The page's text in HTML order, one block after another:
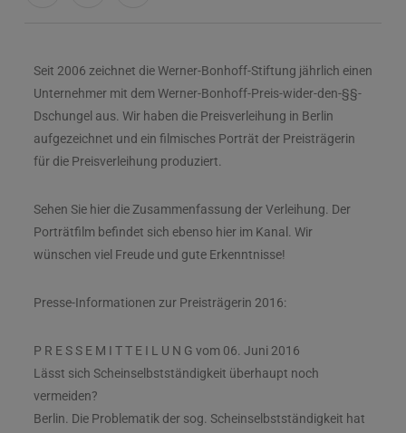
Seit 2006 zeichnet die Werner-Bonhoff-Stiftung jährlich einen
Unternehmer mit dem Werner-Bonhoff-Preis-wider-den-§§-
Dschungel aus. Wir haben die Preisverleihung in Berlin
aufgezeichnet und ein filmisches Porträt der Preisträgerin
für die Preisverleihung produziert.
Sehen Sie hier die Zusammenfassung der Verleihung. Der
Porträtfilm befindet sich ebenso hier im Kanal. Wir
wünschen viel Freude und gute Erkenntnisse!
Presse-Informationen zur Preisträgerin 2016:
P R E S S E M I T T E I L U N G vom 06. Juni 2016
Lässt sich Scheinselbstständigkeit überhaupt noch
vermeiden?
Berlin. Die Problematik der sog. Scheinselbstständigkeit hat